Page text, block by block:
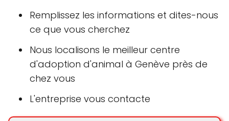
Remplissez les informations et dites-nous
ce que vous cherchez
Nous localisons le meilleur centre
d'adoption d'animal à Genève près de
chez vous
L'entreprise vous contacte